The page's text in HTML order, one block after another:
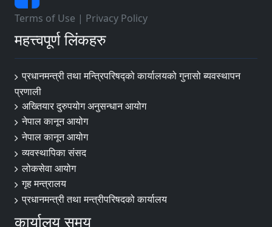
Terms of Use | Privacy Policy
महत्त्वपूर्ण लिंकहरु
प्रधानमन्त्री तथा मन्त्रिपरिषद्को कार्यालयको गुनासो ब्यवस्थापन
प्रणाली
अख्तियार दुरुपयोग अनुसन्धान आयोग
नेपाल कानून आयोग
नेपाल कानून आयोग
व्यवस्थापिका संसद
लोकसेवा आयोग
गृह मन्त्रालय
प्रधानमन्त्री तथा मन्त्रीपरिषदको कार्यालय
कार्यालय समय